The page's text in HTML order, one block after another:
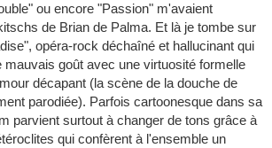
ou encore "Passion" m'avaient
de Brian de Palma. Et là je tombe sur
opéra-rock déchaîné et hallucinant qui
mauvais goût avec une virtuosité formelle
décapant (la scène de la douche de
parodiée). Parfois cartoonesque dans sa
parvient surtout à changer de tons grâce à
qui confèrent à l'ensemble un